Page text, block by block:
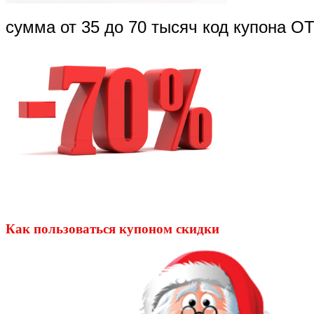
сумма от 35 до 70 тысяч код купона
Как пользоваться купоном скидки